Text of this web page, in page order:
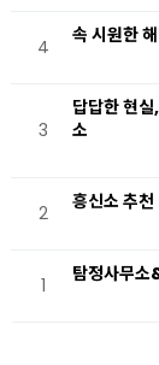
4
속 시원한
3
답답한 현
소
2
흥신소 추
1
탐정사무소